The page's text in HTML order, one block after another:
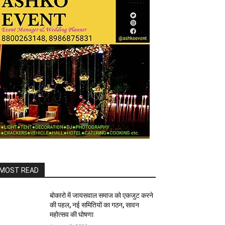
READ
बोकारो में जायसवाल समाज को एकजुट करने
की पहल, नई समितियों का गठन, सावन
महोत्सव की घोषणा